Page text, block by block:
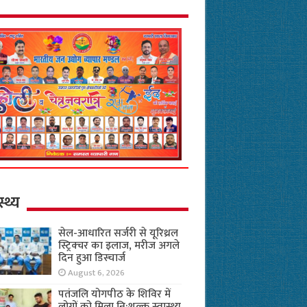
सेल-आधारित सर्जरी से यूरिथ्रल
स्ट्रिक्चर का इलाज, मरीज अगले
दिन हुआ डिस्चार्ज
August 6, 2026
पतंजलि योगपीठ के शिविर में